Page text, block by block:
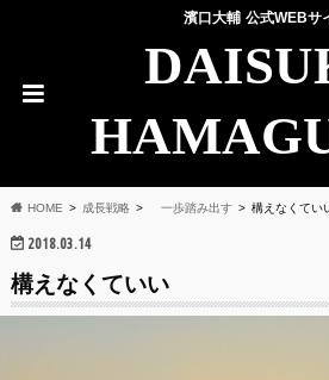
濱口大輔 公式WEBサ
HOME 成長戦略 一歩踏み出す 構えなくてい
2018.03.14
構えなくていい